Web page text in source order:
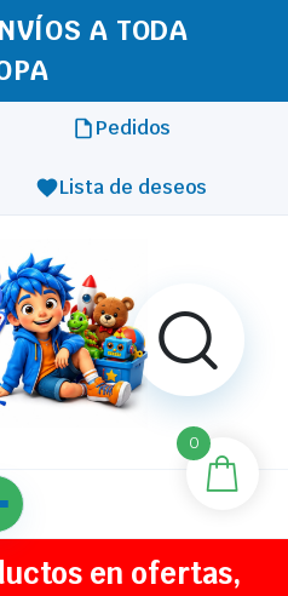
A TODA
Pedidos
Lista de deseos
en ofertas,
0